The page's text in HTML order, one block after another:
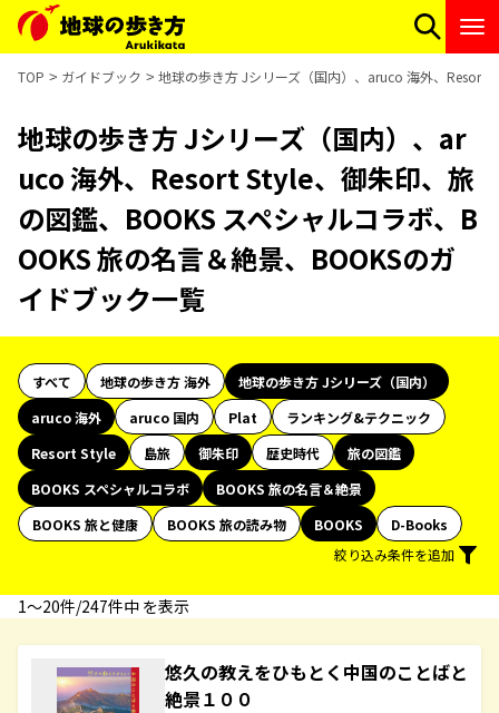
TOP ガイドブック 地球の歩き方 Jシリーズ（国内）、aruco 海外、Resort
地球の歩き方 Jシリーズ（国内）、ar
uco 海外、Resort Style、御朱印、旅
の図鑑、BOOKS スペシャルコラボ、B
OOKS 旅の名言＆絶景、BOOKSのガ
イドブック一覧
すべて 地球の歩き方 海外
地球の歩き方 Jシリーズ（国内）
aruco 海外
aruco 国内 Plat
ランキング&テクニック
Resort Style
島旅 御朱印 歴史時代
旅の図鑑
BOOKS スペシャルコラボ
BOOKS 旅の名言＆絶景
BOOKS 旅と健康
BOOKS 旅の読み物 BOOKS
D-Books
絞り込み条件を追加
1〜20件/247件中 を表示
悠久の教えをひもとく中国のことばと
絶景１００